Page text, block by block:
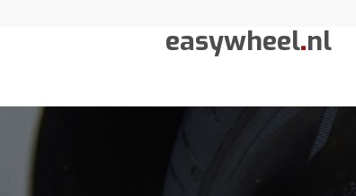
easywheel.nl